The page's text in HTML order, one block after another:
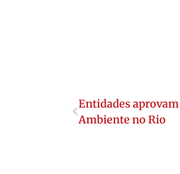
Entidades
Ambiente no Rio